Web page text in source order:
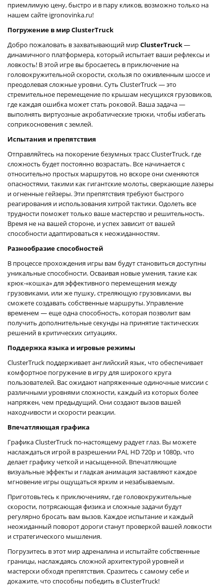
приемлимую цену, быстро и в пару кликов, возможно только на
нашем сайте igronovinka.ru!
Погружение в мир ClusterTruck
Добро пожаловать в захватывающий мирClusterTruck—
динамичного платформера, который испытает ваши рефлексы и
ловкость! В этой игре вы бросаетесь в приключение на
головокружительной скорости, скользя по оживленным шоссе и
преодолевая сложные уровни. Суть ClusterTruck — это
стремительное перемещение по крышам несущихся грузовиков,
где каждая ошибка может стать роковой. Ваша задача —
выполнять виртуозные акробатические трюки, чтобы избегать
соприкосновения с землей.
Испытания и препятствия
Отправляйтесь на покорение безумных трасс ClusterTruck, где
сложность будет постоянно возрастать. Все начинается с
относительно простых маршрутов, но вскоре они сменяются
опасностями, такими как гигантские молоты, сверкающие лазеры
и огненные гейзеры. Эти препятствия требуют быстрого
реагирования и использования хитрой тактики. Одолеть все
трудности поможет только ваше мастерство и решительность.
Время не на вашей стороне, и успех зависит от вашей
способности адаптироваться к неожиданностям.
Разнообразие способностей
В процессе прохождения игры вам будут становиться доступны
уникальные способности. Осваивая новые умения, такие как
крюк-«кошка» для эффективного перемещения между
грузовиками, или же пушку, стреляющую грузовиками, вы
сможете создавать собственные маршруты. Управление
временем — еще одна способность, которая позволит вам
получить дополнительные секунды на принятие тактических
решений в критических ситуациях.
Поддержка языка и игровые режимы
ClusterTruck поддерживает английский язык, что обеспечивает
комфортное погружение в игру для широкого круга
пользователей. Вас ожидают напряженные одиночные миссии с
различными уровнями сложности, каждый из которых более
напряжен, чем предыдущий. Они создают вызов вашей
находчивости и скорости реакции.
Впечатляющая графика
Графика ClusterTruck по-настоящему радует глаз. Вы можете
наслаждаться игрой в разрешении PAL HD 720p и 1080p, что
делает графику четкой и насыщенной. Впечатляющие
визуальные эффекты и гладкая анимация заставляют каждое
мгновение игры ощущаться ярким и незабываемым.
Приготовьтесь к приключениям, где головокружительные
скорости, потрясающая физика и сложные задачи будут
регулярно бросать вам вызов. Каждое испытание и каждый
неожиданный поворот дороги станут проверкой вашей ловкости
и стратегического мышления.
Погрузитесь в этот мир адреналина и испытайте собственные
границы, наслаждаясь сложной архитектурой уровней и
мастерски обходя препятствия. Сразитесь с самому себе и
докажите, что способны победить в ClusterTruck!